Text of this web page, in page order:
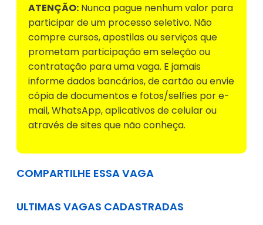
ATENÇÃO: Nunca pague nenhum valor para
participar de um processo seletivo. Não
compre cursos, apostilas ou serviços que
prometam participação em seleção ou
contratação para uma vaga. E jamais
informe dados bancários, de cartão ou envie
cópia de documentos e fotos/selfies por e-
mail, WhatsApp, aplicativos de celular ou
através de sites que não conheça.
COMPARTILHE ESSA VAGA
ULTIMAS VAGAS CADASTRADAS